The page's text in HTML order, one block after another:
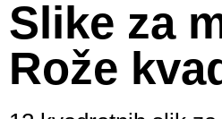
Slike za
Rože